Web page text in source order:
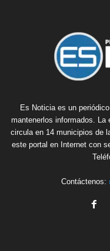
Es Noticia es un
mantenerlos informados. La
circula en 14 municipios de
este portal en Internet con
Contáctenos: